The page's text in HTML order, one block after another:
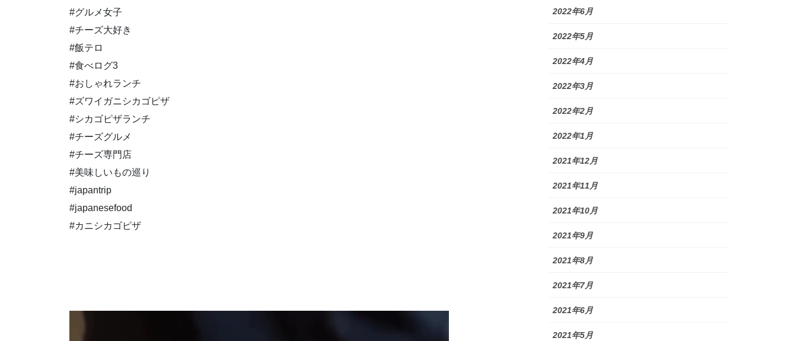
#グルメ女子
#チーズ大好き
#飯テロ
#食べログ3
#おしゃれランチ
#ズワイガニシカゴピザ
#シカゴピザランチ
#チーズグルメ
#チーズ専門店
#美味しいもの巡り
#japantrip
#japanesefood
#カニシカゴピザ
2022年6月
2022年5月
2022年4月
2022年3月
2022年2月
2022年1月
2021年12月
2021年11月
2021年10月
2021年9月
2021年8月
2021年7月
2021年6月
2021年5月